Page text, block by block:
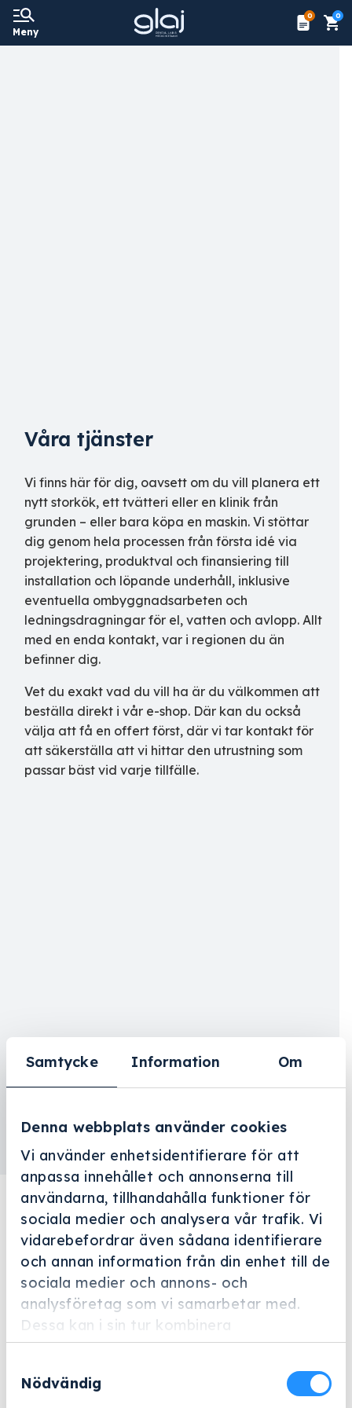
Samtycke Information Om
Denna webbplats använder cookies
Vi använder enhetsidentifierare för att
anpassa innehållet och annonserna till
användarna, tillhandahålla funktioner för
sociala medier och analysera vår trafik. Vi
vidarebefordrar även sådana identifierare
och annan information från din enhet till de
sociala medier och annons- och
analysföretag som vi samarbetar med.
Dessa kan i sin tur kombinera
informationen med annan information som
samlat in när du har använt deras tjänster.
Nödvändig
Meny
0 0
Våra tjänster
Vi finns här för dig, oavsett om du vill planera ett
nytt storkök, ett tvätteri eller en klinik från
grunden – eller bara köpa en maskin. Vi stöttar
dig genom hela processen från första idé via
projektering, produktval och finansiering till
installation och löpande underhåll, inklusive
eventuella ombyggnadsarbeten och
ledningsdragningar för el, vatten och avlopp. Allt
med en enda kontakt, var i regionen du än
befinner dig.
Vet du exakt vad du vill ha är du välkommen att
beställa direkt i vår e-shop. Där kan du också
välja att få en offert först, där vi tar kontakt för
att säkerställa att vi hittar den utrustning som
passar bäst vid varje tillfälle.
Projektering
Genom åren har vi planerat och utrustat ett stort
antal anläggningar, allt från tandläkarpraktiker och
äldreboenden till tvättstugor och storkök. Det innebär
en stor trygghet för dig, eftersom vi känner till
samarbeten med duktiga hantverkare inom el, bygg,